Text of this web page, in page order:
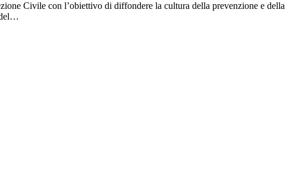
Civile con l’obiettivo di diffondere la cultura della prevenzione e della
del…